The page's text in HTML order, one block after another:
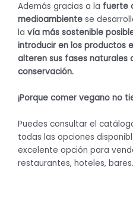
Además gracias a la fuerte
medioambiente se
la vía más sostenible
introducir en los productos
alteren sus fases naturales
conservación.
¡Porque comer vegano no
Puedes consultar el
todas las opciones
excelente opción para
restaurantes, hoteles,